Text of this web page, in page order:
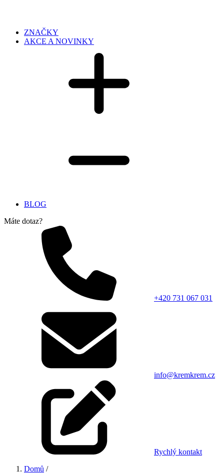
ZNAČKY
AKCE A NOVINKY
BLOG
Máte dotaz?
+420 731 067 031
info@kremkrem.cz
Rychlý kontakt
Domů /